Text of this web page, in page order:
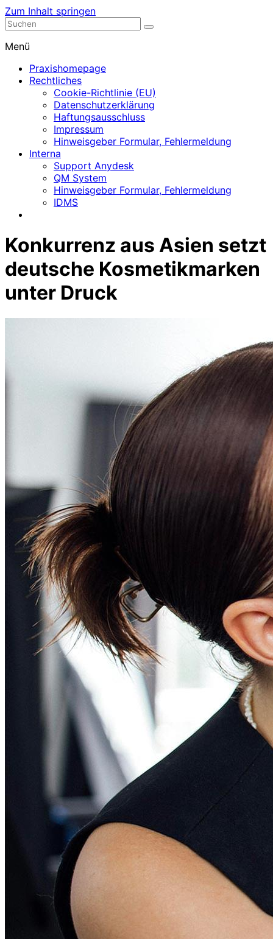
Zum Inhalt springen
Nephrologische Praxis mit Dialyse
Menü
Praxishomepage
Rechtliches
Cookie-Richtlinie (EU)
Datenschutzerklärung
Haftungsausschluss
Impressum
Hinweisgeber Formular, Fehlermeldung
Interna
Support Anydesk
QM System
Hinweisgeber Formular, Fehlermeldung
IDMS
Konkurrenz aus Asien setzt
deutsche Kosmetikmarken
unter Druck